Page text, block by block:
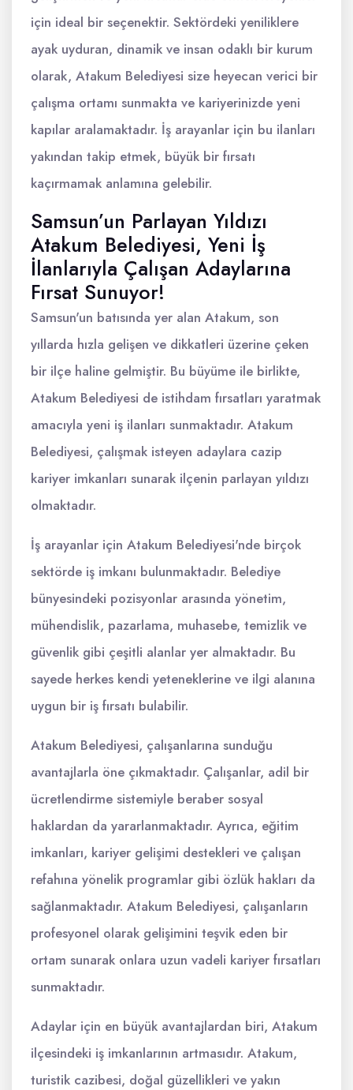
için ideal bir seçenektir. Sektördeki yeniliklere
ayak uyduran, dinamik ve insan odaklı bir kurum
olarak, Atakum Belediyesi size heyecan verici bir
çalışma ortamı sunmakta ve kariyerinizde yeni
kapılar aralamaktadır. İş arayanlar için bu ilanları
yakından takip etmek, büyük bir fırsatı
kaçırmamak anlamına gelebilir.
Samsun’un Parlayan Yıldızı
Atakum Belediyesi, Yeni İş
İlanlarıyla Çalışan Adaylarına
Fırsat Sunuyor!
Samsun'un batısında yer alan Atakum, son
yıllarda hızla gelişen ve dikkatleri üzerine çeken
bir ilçe haline gelmiştir. Bu büyüme ile birlikte,
Atakum Belediyesi de istihdam fırsatları yaratmak
amacıyla yeni iş ilanları sunmaktadır. Atakum
Belediyesi, çalışmak isteyen adaylara cazip
kariyer imkanları sunarak ilçenin parlayan yıldızı
olmaktadır.
İş arayanlar için Atakum Belediyesi'nde birçok
sektörde iş imkanı bulunmaktadır. Belediye
bünyesindeki pozisyonlar arasında yönetim,
mühendislik, pazarlama, muhasebe, temizlik ve
güvenlik gibi çeşitli alanlar yer almaktadır. Bu
sayede herkes kendi yeteneklerine ve ilgi alanına
uygun bir iş fırsatı bulabilir.
Atakum Belediyesi, çalışanlarına sunduğu
avantajlarla öne çıkmaktadır. Çalışanlar, adil bir
ücretlendirme sistemiyle beraber sosyal
haklardan da yararlanmaktadır. Ayrıca, eğitim
imkanları, kariyer gelişimi destekleri ve çalışan
refahına yönelik programlar gibi özlük hakları da
sağlanmaktadır. Atakum Belediyesi, çalışanların
profesyonel olarak gelişimini teşvik eden bir
ortam sunarak onlara uzun vadeli kariyer fırsatları
sunmaktadır.
Adaylar için en büyük avantajlardan biri, Atakum
ilçesindeki iş imkanlarının artmasıdır. Atakum,
turistik cazibesi, doğal güzellikleri ve yakın